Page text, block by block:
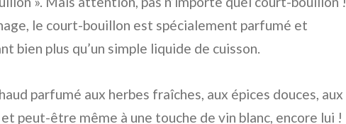
le court-bouillon est spécialement parfumé et
bien plus qu’un simple liquide de cuisson.
parfumé aux herbes fraîches, aux épices douces, aux
et peut-être même à une touche de vin blanc, encore lui !